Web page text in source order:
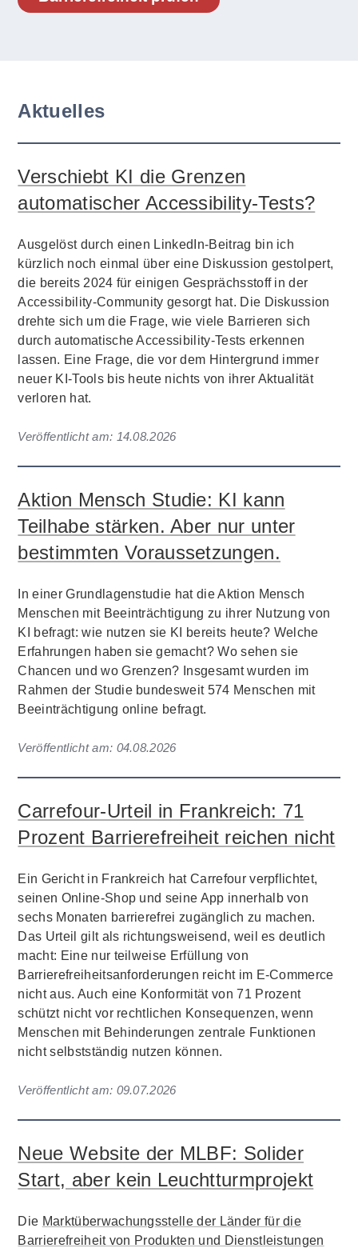
Aktuelles
Verschiebt KI die Grenzen
automatischer Accessibility-Tests?
Ausgelöst durch einen LinkedIn-Beitrag bin ich
kürzlich noch einmal über eine Diskussion gestolpert,
die bereits 2024 für einigen Gesprächsstoff in der
Accessibility-Community gesorgt hat. Die Diskussion
drehte sich um die Frage, wie viele Barrieren sich
durch automatische Accessibility-Tests erkennen
lassen. Eine Frage, die vor dem Hintergrund immer
neuer KI-Tools bis heute nichts von ihrer Aktualität
verloren hat.
Veröffentlicht am: 14.08.2026
Aktion Mensch Studie: KI kann
Teilhabe stärken. Aber nur unter
bestimmten Voraussetzungen.
In einer Grundlagenstudie hat die Aktion Mensch
Menschen mit Beeinträchtigung zu ihrer Nutzung von
KI befragt: wie nutzen sie KI bereits heute? Welche
Erfahrungen haben sie gemacht? Wo sehen sie
Chancen und wo Grenzen? Insgesamt wurden im
Rahmen der Studie bundesweit 574 Menschen mit
Beeinträchtigung online befragt.
Veröffentlicht am: 04.08.2026
Carrefour-Urteil in Frankreich: 71
Prozent Barrierefreiheit reichen nicht
Ein Gericht in Frankreich hat Carrefour verpflichtet,
seinen Online-Shop und seine App innerhalb von
sechs Monaten barrierefrei zugänglich zu machen.
Das Urteil gilt als richtungsweisend, weil es deutlich
macht: Eine nur teilweise Erfüllung von
Barrierefreiheitsanforderungen reicht im E-Commerce
nicht aus. Auch eine Konformität von 71 Prozent
schützt nicht vor rechtlichen Konsequenzen, wenn
Menschen mit Behinderungen zentrale Funktionen
nicht selbstständig nutzen können.
Veröffentlicht am: 09.07.2026
Neue Website der MLBF: Solider
Start, aber kein Leuchtturmprojekt
Die Marktüberwachungsstelle der Länder für die
Barrierefreiheit von Produkten und Dienstleistungen